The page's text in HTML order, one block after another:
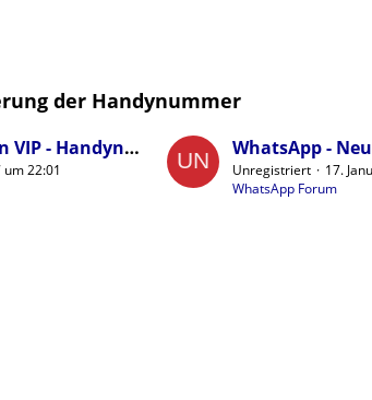
der Handynummer
Achtung Diebstahl von VIP - Handynummern bei Callya Vodafone Karten
22:01
Unregistriert
17.
WhatsApp Forum